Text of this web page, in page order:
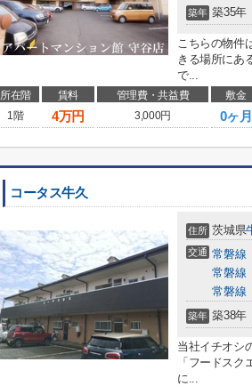
築年 築35年
こちらの物件
きる場所にあ
で...
所在階 賃料 管理費・共益費 敷金
1階
4万円 3,000円 0ヶ月
コータス牛久
住所 茨城県
交通 常磐線
常磐線
常磐線
築年 築38年
当社イチオシ
「フードス
に...